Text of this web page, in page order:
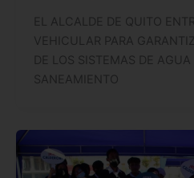
EL ALCALDE DE QUITO
VEHICULAR PARA
DE LOS SISTEMAS DE AGUA
SANEAMIENTO